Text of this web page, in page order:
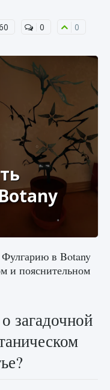
0 0
Фулгарию в Botany
и пояснительном
загадочной